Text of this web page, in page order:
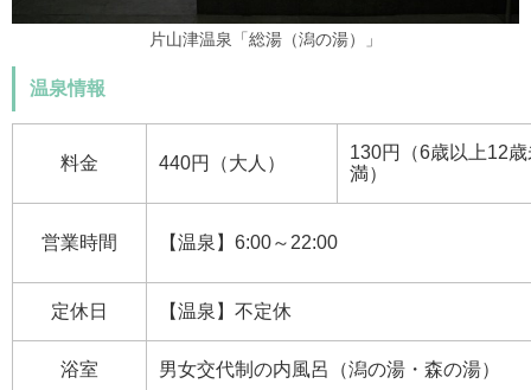
片山津温泉「総湯（潟の湯）」
温泉情報
料金 440円（大人）
130円（6歳以上12歳
満）
営業時間 【温泉】6:00～22:00
定休日 【温泉】不定休
浴室 男女交代制の内風呂（潟の湯・森の湯）